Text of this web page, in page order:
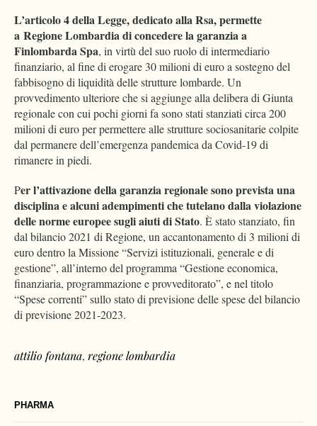
PHARMA
L’articolo 4 della Legge, dedicato alla Rsa, permette
a Regione Lombardia di concedere la garanzia a
Finlombarda Spa, in virtù del suo ruolo di intermediario
finanziario, al fine di erogare 30 milioni di euro a sostegno del
fabbisogno di liquidità delle strutture lombarde. Un
provvedimento ulteriore che si aggiunge alla delibera di Giunta
regionale con cui pochi giorni fa sono stati stanziati circa 200
milioni di euro per permettere alle strutture sociosanitarie colpite
dal permanere dell’emergenza pandemica da Covid-19 di
rimanere in piedi.
Per l’attivazione della garanzia regionale sono prevista una
disciplina e alcuni adempimenti che tutelano dalla violazione
delle norme europee sugli aiuti di Stato. È stato stanziato, fin
dal bilancio 2021 di Regione, un accantonamento di 3 milioni di
euro dentro la Missione “Servizi istituzionali, generale e di
gestione”, all’interno del programma “Gestione economica,
finanziaria, programmazione e provveditorato”, e nel titolo
“Spese correnti” sullo stato di previsione delle spese del bilancio
di previsione 2021-2023.
attilio fontana, regione lombardia